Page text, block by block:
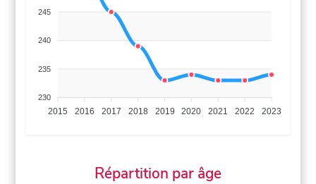
245
240
235
230
2015 2016 2017 2018 2019 2020 2021 2022 2023
Répartition par âge